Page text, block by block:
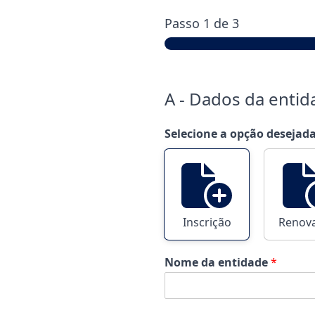
Passo 1 de 3
A - Dados da
Selecione a opção desejada
Inscrição
Nome da entidade*